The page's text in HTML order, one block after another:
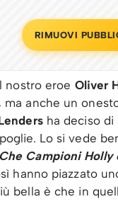
RIMUOVI
nostro eroe Oliver
ma anche un
ha deciso di
Lo si vede
Che Campioni
hanno piazzato
bella è che in